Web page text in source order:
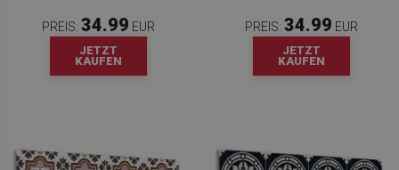
PREIS: 34.99 EUR
JETZT
KAUFEN
PREIS: 34.99 EUR
JETZT
KAUFEN